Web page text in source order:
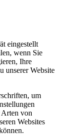
eingestellt
wenn Sie
Ihre
unserer Website
um
Arten von
Websites